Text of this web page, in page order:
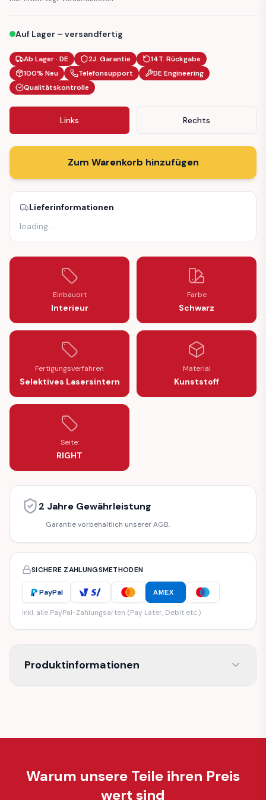
Auf Lager – versandfertig
Ab Lager · DE 2J. Garantie
14T. Rückgabe
100% Neu
Telefonsupport
DE Engineering
Qualitätskontrolle
Links Rechts
Zum Warenkorb hinzufügen
Lieferinformationen
loading…
Einbauort
Interieur
Farbe
Schwarz
Fertigungsverfahren
Selektives Lasersintern
Material
Kunststoff
Seite:
RIGHT
2 Jahre Gewährleistung
Garantie vorbehaltlich unserer AGB.
SICHERE ZAHLUNGSMETHODEN
PayPal AMEX
inkl. alle PayPal-Zahlungsarten (Pay Later, Debit etc.)
Produktinformationen
Warum unsere Teile ihren Preis
wert sind